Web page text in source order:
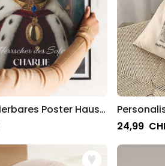
Personalisierbares Poster Haustier mit Kostüm
24,99 CHF